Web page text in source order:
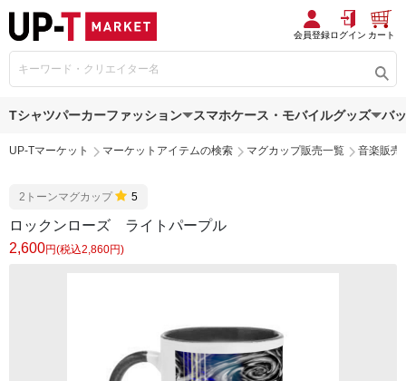
会員登録ログイン カート
Tシャツパーカーファッション スマホケース・モバイルグッズ バ
UP-Tマーケット マーケットアイテムの検索 マグカップ販売一覧 音楽販売
2トーンマグカップ 5
ロックンローズ ライトパープル
2,600円(税込2,860円)